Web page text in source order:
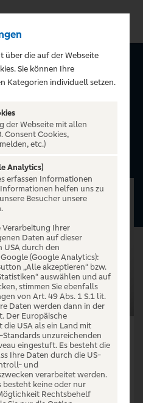
am 23.
steht viel auf
über die auf der Webseite
Sie können Ihre
Kategorien individuell setzen.
der Webseite mit allen
Consent Cookies,
etc.)
Analytics)
erfassen Informationen
helfen uns zu
Besucher unsere
Verarbeitung Ihrer
Daten auf dieser
USA durch den
(Google Analytics):
„Alle akzeptieren“ bzw.
auswählen und auf
stimmen Sie ebenfalls
von Art. 49 Abs. 1 S.1 lit.
Daten werden dann in der
Der Europäische
USA als ein Land mit
Standards unzureichenden
eingestuft. Es besteht die
Ihre Daten durch die US-
und
verarbeitet werden.
besteht keine oder nur
Rechtsbehelf